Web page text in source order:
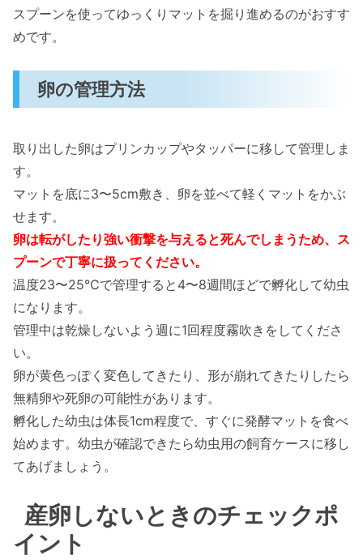
スプーンを使ってゆっくりマットを掘り進めるのがおすす
めです。
卵の管理方法
取り出した卵はプリンカップやタッパーに移して管理しま
す。
マットを底に3〜5cm敷き、卵を並べて軽くマットをかぶ
せます。
卵は転がしたり強い衝撃を与えると死んでしまうため、ス
プーンで丁寧に扱ってください。
温度23〜25℃で管理すると4〜8週間ほどで孵化して幼虫
になります。
管理中は乾燥しないよう週に1回程度霧吹きをしてくださ
い。
卵が黄色っぽく変色してきたり、形が崩れてきたりしたら
無精卵や死卵の可能性があります。
孵化した幼虫は体長1cm程度で、すぐに発酵マットを食べ
始めます。幼虫が確認できたら幼虫用の飼育ケースに移し
てあげましょう。
産卵しないときのチェックポ
イント